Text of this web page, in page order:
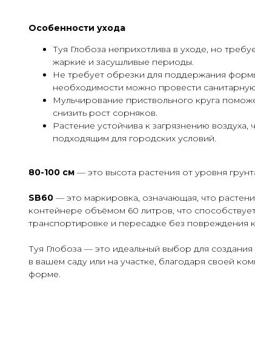
Особенности ухода
Туя Глобоза неприхотлива в уходе, но
жаркие и засушливые периоды.
Не требует обрезки для поддержания
необходимости можно провести
Мульчирование приствольного круга
снизить рост сорняков.
Растение устойчива к загрязнению воздуха,
подходящим для городских условий.
80-100 см — это высота растения от уровня
SB60 — это маркировка, означающая, что
контейнере объёмом 60 литров, что
транспортировке и пересадке без повреждения
Туя Глобоза — это идеальный выбор для
в вашем саду или на участке, благодаря своей
форме.